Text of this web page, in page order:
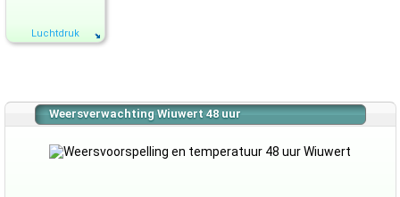
Luchtdruk
Weersverwachting Wiuwert 48 uur